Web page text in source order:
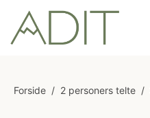
Forside / 2 personers telte /